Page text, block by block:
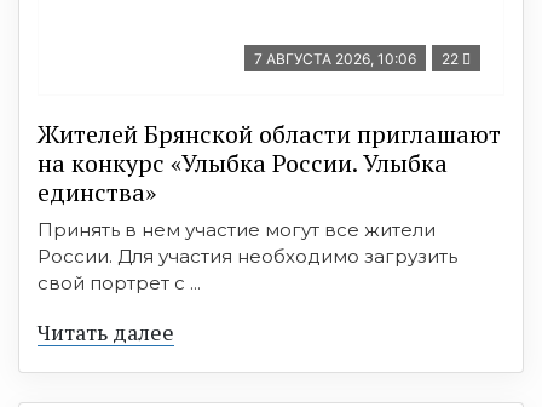
7 АВГУСТА 2026, 10:06 22
Жителей Брянской области приглашают
на конкурс «Улыбка России. Улыбка
единства»
Принять в нем участие могут все жители
России. Для участия необходимо загрузить
свой портрет с ...
Читать далее